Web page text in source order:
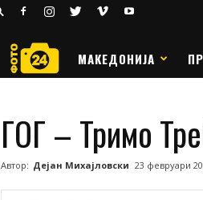
РАКОМЕТ
МАКЕДОНИЈА
ГОГ – Тримо
Автор: Дејан Михајловски 23 февруари